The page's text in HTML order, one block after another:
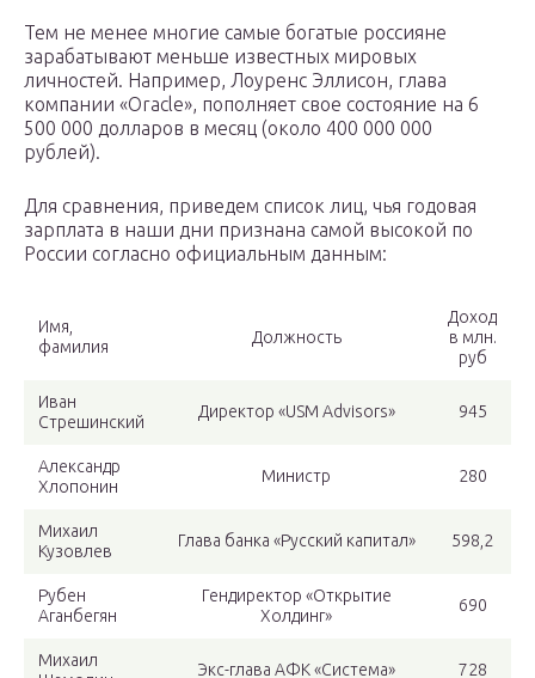
Тем не менее многие самые богатые россияне
зарабатывают меньше известных мировых
личностей. Например, Лоуренс Эллисон, глава
компании «Oracle», пополняет свое состояние на 6
500 000 долларов в месяц (около 400 000 000
рублей).
Для сравнения, приведем список лиц, чья годовая
зарплата в наши дни признана самой высокой по
России согласно официальным данным:
Имя,
фамилия
Должность
Доход
в млн.
руб
Иван
Стрешинский
Директор «USM Advisors» 945
Александр
Хлопонин
Министр 280
Михаил
Кузовлев
Глава банка «Русский капитал» 598,2
Рубен
Аганбегян
Гендиректор «Открытие
Холдинг»
690
Михаил
Экс-глава АФК «Система» 728